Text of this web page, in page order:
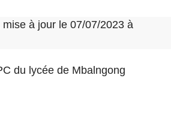
mise à jour le 07/07/2023 à
du lycée de Mbalngong